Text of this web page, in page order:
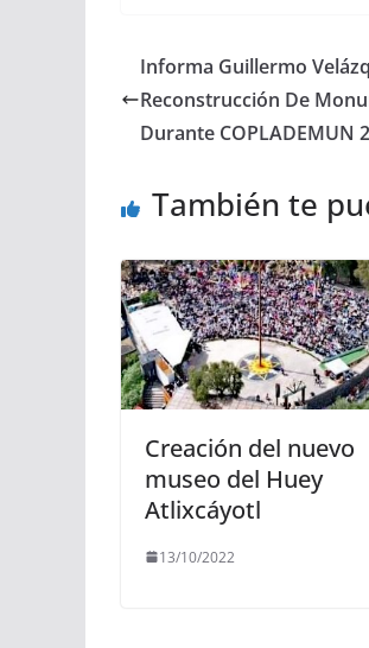
Informa Guillermo
Reconstrucción De
Durante COPLADEMUN
También te
Creación del nuevo
museo del Huey
Atlixcáyotl
13/10/2022